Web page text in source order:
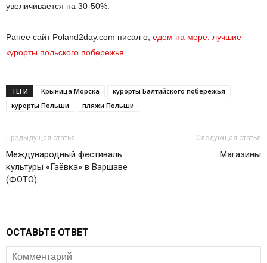
увеличивается на 30-50%.
Ранее сайт Poland2day.com писал о, едем на море: лучшие
курорты польского побережья
ТЕГИ Крыница Морска
курорты Балтийского побережья
курорты Польши
пляжи Польши
Предыдущая статья
Международный фестиваль
культуры «Гаёвка» в Варшаве
(ФОТО)
Следующая статья
Магазины
ОСТАВЬТЕ ОТВЕТ